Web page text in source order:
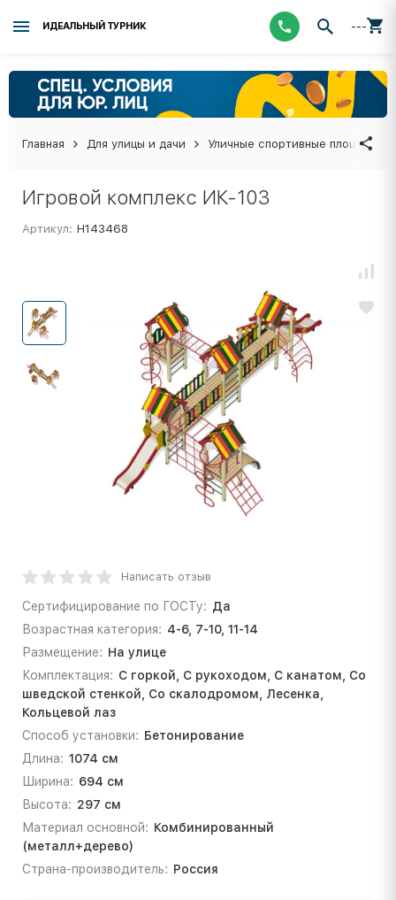
ИДЕАЛЬНЫЙ ТУРНИК ---
Главная Для улицы и дачи Уличные спортивные площадки
Игровой комплекс ИК-103
Артикул: Н143468
Написать отзыв
Сертифицирование по ГОСТу: Да
Возрастная категория: 4-6, 7-10, 11-14
Размещение: На улице
Комплектация: С горкой, С рукоходом, С канатом, Со
шведской стенкой, Со скалодромом, Лесенка,
Кольцевой лаз
Способ установки: Бетонирование
Длина: 1074 см
Ширина: 694 см
Высота: 297 см
Материал основной: Комбинированный
(металл+дерево)
Страна-производитель: Россия